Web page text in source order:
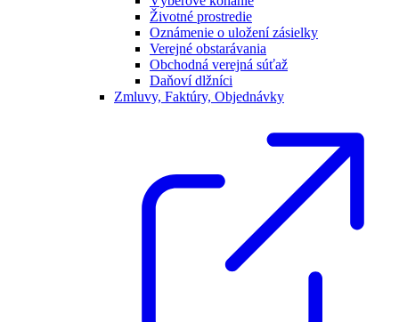
Životné prostredie
Oznámenie o uložení zásielky
Verejné obstarávania
Obchodná verejná súťaž
Daňoví dlžníci
Zmluvy, Faktúry, Objednávky